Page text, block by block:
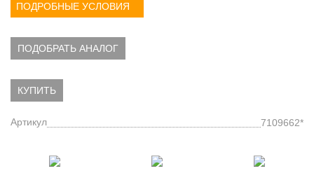
ПОДРОБНЫЕ УСЛОВИЯ
ПОДОБРАТЬ АНАЛОГ
КУПИТЬ
Артикул 7109662*